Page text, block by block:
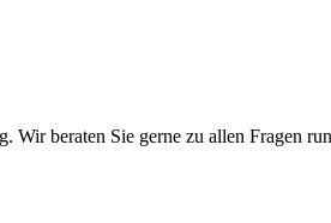
Wir beraten Sie gerne zu allen Fragen